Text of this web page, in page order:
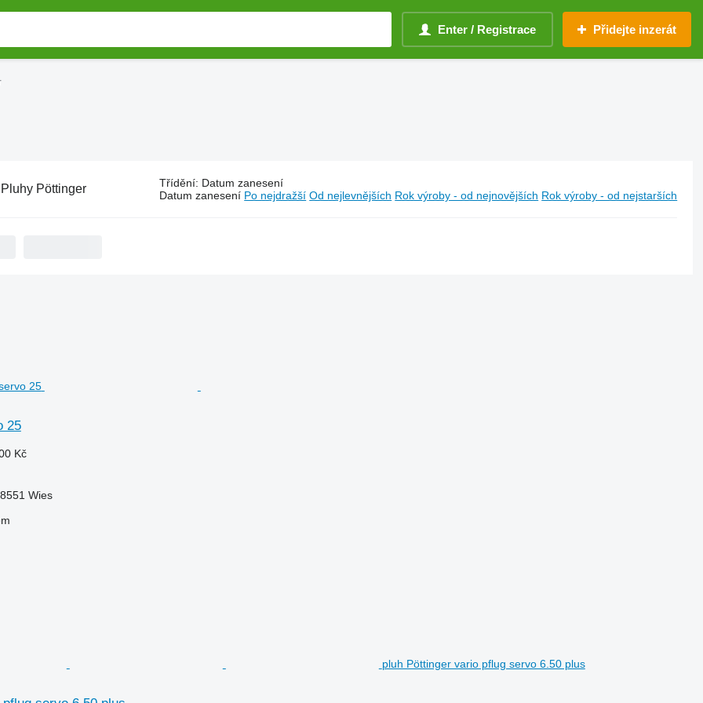
Enter / Registrace Přidejte inzerát
Pluhy Pöttinger Třídění: Datum zanesení
Datum zanesení Po nejdražší Od nejlevnějších Rok výroby - od nejnovějších Rok výroby - od nejstarších
25
Kč
Wies
pluh Pöttinger vario pflug servo 6.50 plus